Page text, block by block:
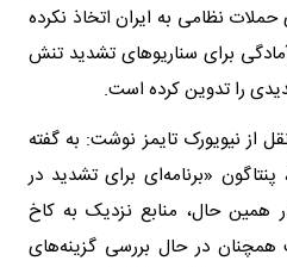
نظامی به ایران اتخاذ نکرده
برای سناریوهای تشدید تنش
را تدوین کرده است.
از نیویورک تایمز نوشت: به گفته
«برنامه‌ای برای تشدید در
همین حال، منابع نزدیک به کاخ
همچنان در حال بررسی گزینه‌های